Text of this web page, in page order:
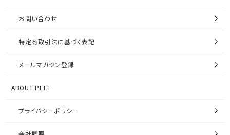
お問い合わせ
特定商取引法に基づく表記
メールマガジン登録
ABOUT PEET
プライバシーポリシー